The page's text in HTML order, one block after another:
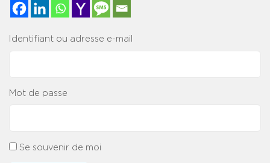
Identifiant ou adresse e-mail
Mot de passe
Se souvenir de moi